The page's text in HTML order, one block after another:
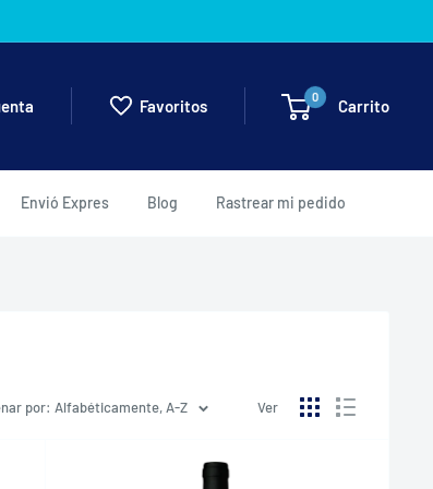
Favoritos 0 Carrito
Envió Expres Blog Rastrear mi pedido
por: Alfabéticamente, A-Z Ver